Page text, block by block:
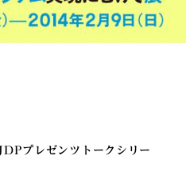
プレゼンツトークシリー